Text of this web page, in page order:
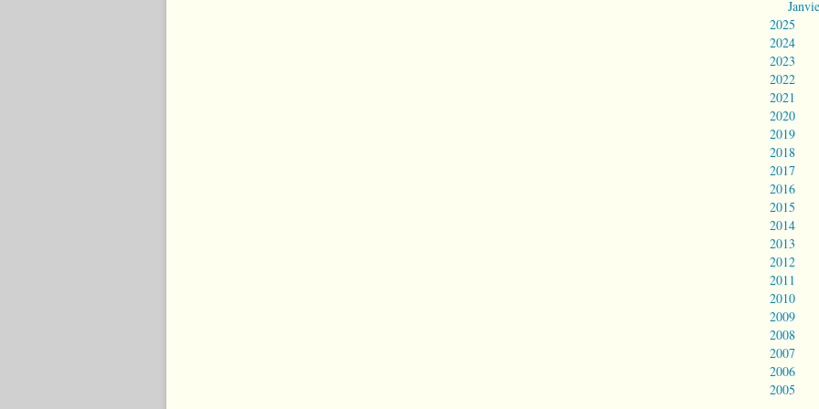
2025
2024
2023
2022
2021
2020
2019
2018
2017
2016
2015
2014
2013
2012
2011
2010
2009
2008
2007
2006
2005